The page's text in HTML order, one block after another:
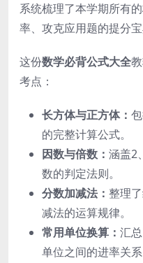
系统梳理了本学期所有
率、攻克应用题的提分宝
这份数学必背公式大全
考点：
长方体与正方体：
的完整计算公式。
因数与倍数： 涵盖2
数的判定法则。
分数加减法： 整理
减法的运算规律。
常用单位换算： 汇
单位之间的进率关系